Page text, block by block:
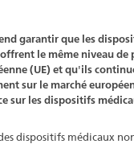
garantir que les
le même niveau
(UE) et qu'ils
sur le marché
sur les dispositifs
dispositifs médicaux